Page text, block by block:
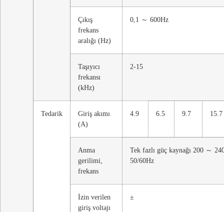
Çıkış
frekans
aralığı (Hz)
0,1 ～ 600Hz
Taşıyıcı
frekansı
(kHz)
2-15
Tedarik
Giriş akımı
(A)
4.9 6.5 9.7 15.7
Anma
gerilimi,
frekans
Tek fazlı güç kaynağı 200 ～
50/60Hz
İzin verilen
giriş voltajı
±